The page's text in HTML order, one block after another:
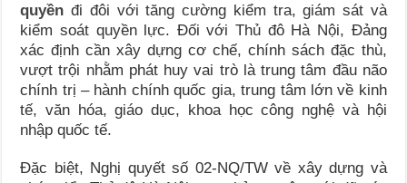
quyền đi đôi với tăng cường kiểm tra, giám sát và
kiểm soát quyền lực. Đối với Thủ đô Hà Nội, Đảng
xác định cần xây dựng cơ chế, chính sách đặc thù,
vượt trội nhằm phát huy vai trò là trung tâm đầu não
chính trị – hành chính quốc gia, trung tâm lớn về kinh
tế, văn hóa, giáo dục, khoa học công nghệ và hội
nhập quốc tế.
Đặc biệt, Nghị quyết số 02-NQ/TW về xây dựng và